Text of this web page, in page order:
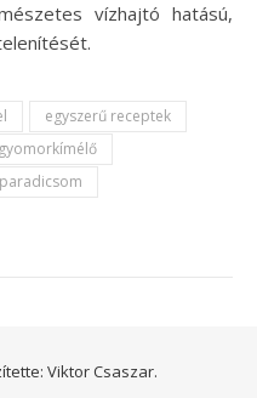
vízhajtó hatású,
egyszerű receptek
gyomorkímélő
paradicsom
Viktor Csaszar.